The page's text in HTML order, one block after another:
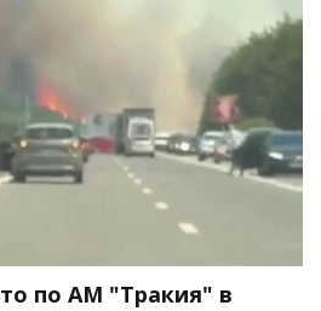
по АМ "Тракия" в